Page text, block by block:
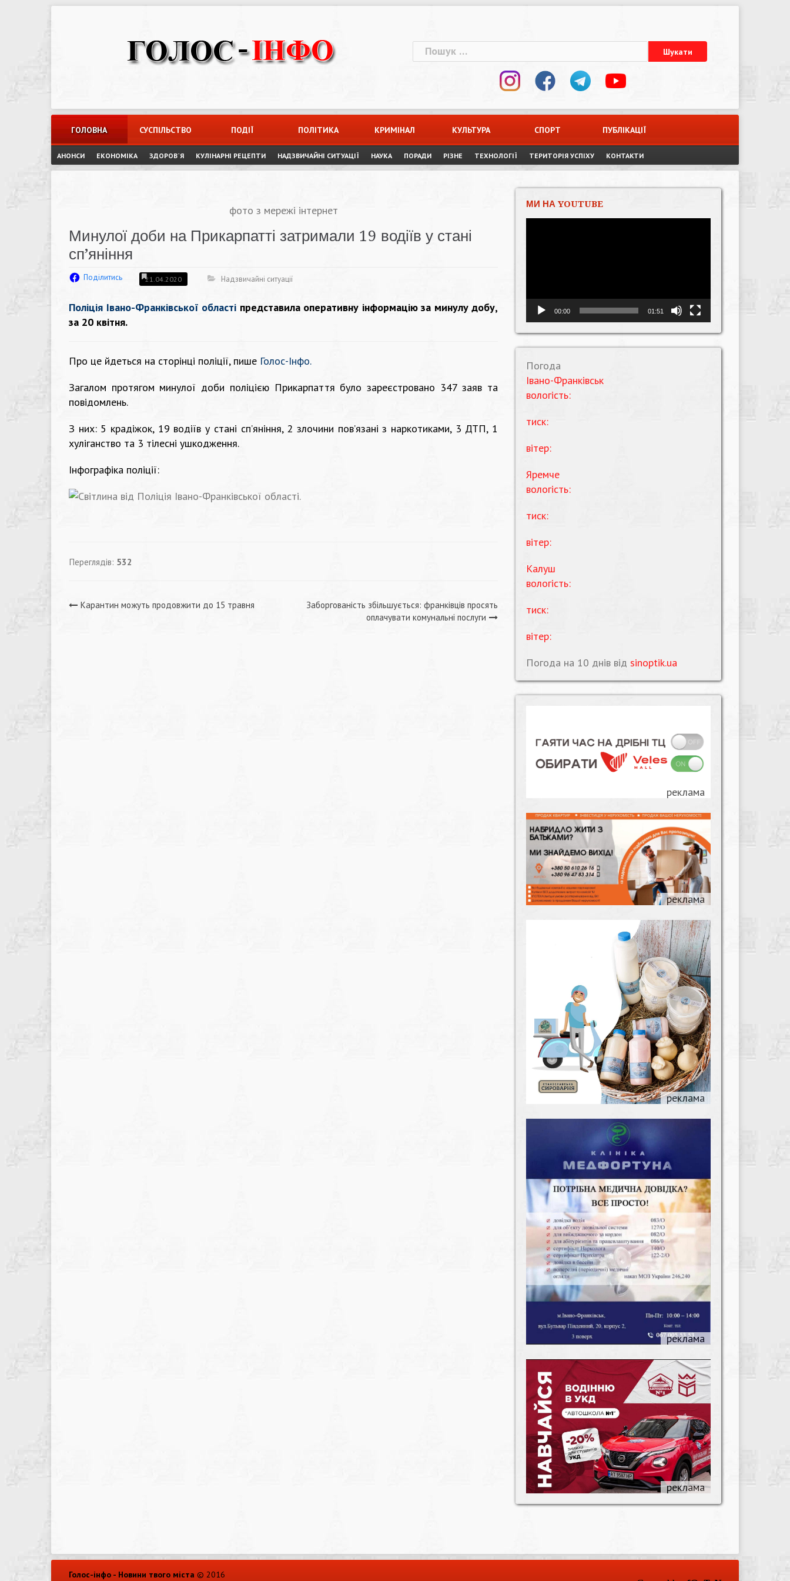
Пошук:
ГОЛОВНА СУСПІЛЬСТВО ПОДІЇ ПОЛІТИКА КРИМІНАЛ КУЛЬТУРА СПОРТ ПУБЛІКАЦІЇ
АНОНСИ ЕКОНОМІКА ЗДОРОВ`Я КУЛІНАРНІ РЕЦЕПТИ НАДЗВИЧАЙНІ СИТУАЦІЇ НАУКА ПОРАДИ РІЗНЕ ТЕХНОЛОГІЇ ТЕРИТОРІЯ УСПІХУ КОНТАКТИ
фото з мережі інтернет
Минулої доби на Прикарпатті затримали 19 водіїв у стані
сп’яніння
Поділитись 21.04.2020 Надзвичайні ситуації
Поліція Івано-Франківської області представила оперативну інформацію за минулу добу,
за 20 квітня.
Про це йдеться на сторінці поліції, пише Голос-Інфо.
Загалом протягом минулої доби поліцією Прикарпаття було зареєстровано 347 заяв та
повідомлень.
З них: 5 крадіжок, 19 водіїв у стані сп’яніння, 2 злочини пов’язані з наркотиками, 3 ДТП, 1
хуліганство та 3 тілесні ушкодження.
Інфографіка поліції:
Переглядів: 532
Навігація
Карантин можуть продовжити до 15 травня
Заборгованість збільшується: франківців просять
оплачувати комунальні послуги
МИ НА YOUTUBE
00:00 01:51
Погода
Івано-Франківськ
вологість:
тиск:
вітер:
Яремче
вологість:
тиск:
вітер:
Калуш
вологість:
тиск:
вітер:
Погода на 10 днів від sinoptik.ua
Голос-інфо - Новини твого міста © 2016